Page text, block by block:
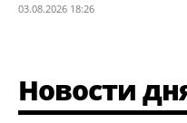
03.08.2026 18:26
Новости